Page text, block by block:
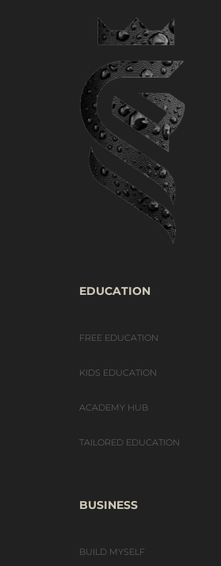
EDUCATION
FREE EDUCATION
KIDS EDUCATION
ACADEMY HUB
TAILORED EDUCATION
BUSINESS
BUILD MYSELF